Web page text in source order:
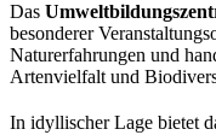
Das
besonderer
Naturerfahrungen und
Artenvielfalt und
In idyllischer Lage bietet